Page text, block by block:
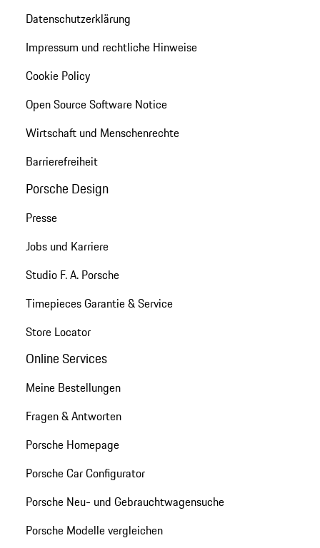
Datenschutzerklärung
Impressum und rechtliche Hinweise
Cookie Policy
Open Source Software Notice
Wirtschaft und Menschenrechte
Barrierefreiheit
Porsche Design
Presse
Jobs und Karriere
Studio F. A. Porsche
Timepieces Garantie & Service
Store Locator
Online Services
Meine Bestellungen
Fragen & Antworten
Porsche Homepage
Porsche Car Configurator
Porsche Neu- und Gebrauchtwagensuche
Porsche Modelle vergleichen